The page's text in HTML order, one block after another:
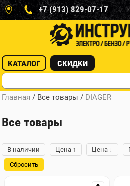
+7 (913) 829-07-17
КАТАЛОГ СКИДКИ
Главная / Все товары / DIAGER
Все товары
В наличии Цена ↑ Цена ↓
Сбросить